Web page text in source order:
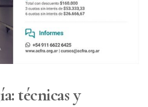
técnicas y